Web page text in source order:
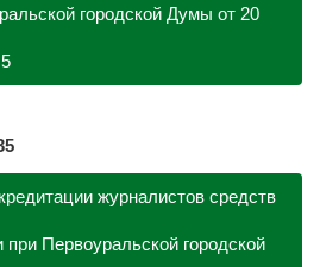
городской Думы от 20
журналистов средств
Первоуральской городской